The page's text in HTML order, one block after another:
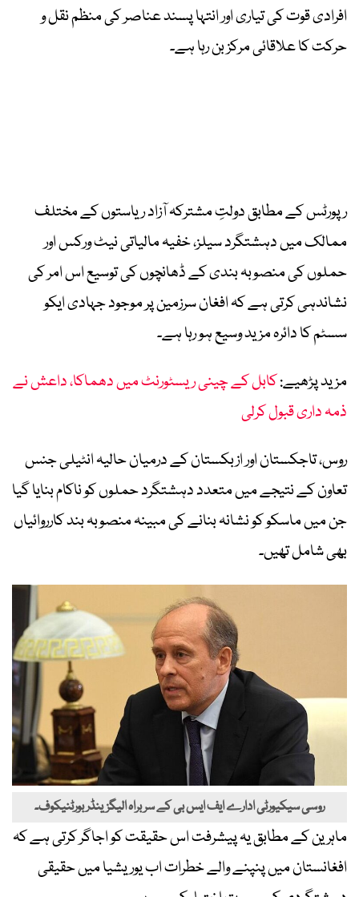
افرادی قوت کی تیاری اور انتہا پسند عناصر کی منظم نقل و
حرکت کا علاقائی مرکز بن رہا ہے۔
رپورٹس کے مطابق دولتِ مشترکہ آزاد ریاستوں کے مختلف
ممالک میں دہشتگرد سیلز، خفیہ مالیاتی نیٹ ورکس اور
حملوں کی منصوبہ بندی کے ڈھانچوں کی توسیع اس امر کی
نشاندہی کرتی ہے کہ افغان سرزمین پر موجود جہادی ایکو
سسٹم کا دائرہ مزید وسیع ہو رہا ہے۔
مزید پڑھیے:کابل کے چینی ریسٹورنٹ میں دھماکا، داعش نے
ذمہ داری قبول کرلی
روس، تاجکستان اور ازبکستان کے درمیان حالیہ انٹیلی جنس
تعاون کے نتیجے میں متعدد دہشتگرد حملوں کو ناکام بنایا گیا
جن میں ماسکو کو نشانہ بنانے کی مبینہ منصوبہ بند کارروائیاں
بھی شامل تھیں۔
روسی سیکیورٹی ادارے ایف ایس بی کے سربراہ الیگزینڈر بورٹنیکوف۔
ماہرین کے مطابق یہ پیشرفت اس حقیقت کو اجاگر کرتی ہے کہ
افغانستان میں پنپنے والے خطرات اب یوریشیا میں حقیقی